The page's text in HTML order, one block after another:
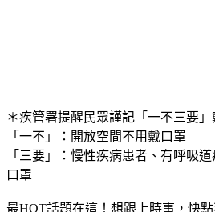
＊疾管署提醒民眾謹記「一不三要」
「一不」：開放空間不用戴口罩
「三要」：慢性疾病患者、有呼吸道